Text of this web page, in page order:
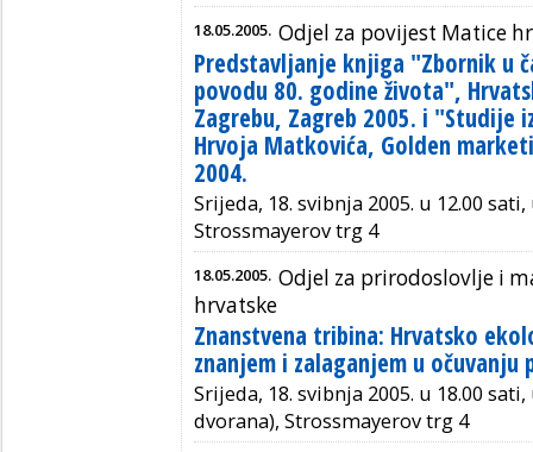
18.05.2005. Odjel za povijest Matice
Predstavljanje knjiga "Zbornik u
povodu 80. godine života",
Zagrebu, Zagreb 2005. i
Hrvoja Matkovića, Golden
2004.
Srijeda, 18. svibnja 2005. u 12.00
Strossmayerov trg 4
18.05.2005. Odjel za prirodoslovlje i
hrvatske
Znanstvena tribina: Hrvatsko
znanjem i zalaganjem u
Srijeda, 18. svibnja 2005. u 18.00
dvorana), Strossmayerov trg 4